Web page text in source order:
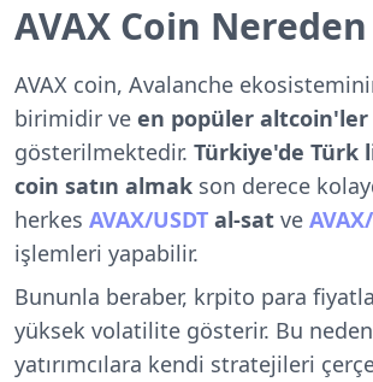
AVAX Coin Nereden
AVAX coin, Avalanche
birimidir ve en popüler altcoin'ler
gösterilmektedir. Türkiye'de Türk
coin satın almak son derece
herkes AVAX/USDT al-sat ve
işlemleri yapabilir.
Bununla beraber, krpito para
yüksek volatilite gösterir. Bu
yatırımcılara kendi stratejileri